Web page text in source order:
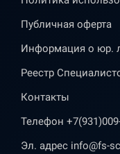
Публичная оферта
Информация о юр.
Реестр
Контакты
Телефон
Эл. адрес info@fs-